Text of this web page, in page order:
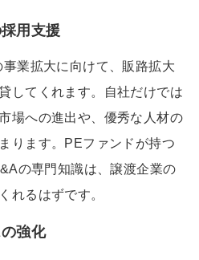
用支援
業拡大に向けて、販路拡大
してくれます。自社だけでは
場への進出や、優秀な人材の
ります。PEファンドが持つ
の専門知識は、譲渡企業の
れるはずです。
強化